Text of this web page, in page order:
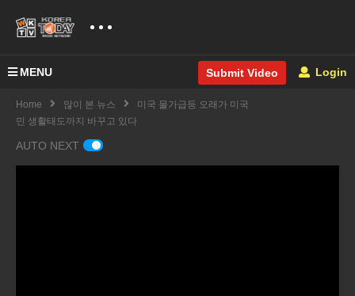
MENU Submit Video Login
Home 많이 본 뉴스
미국 물가급등 오래가 미국
민 생활태도까지 바꾸고 있다
AUTO NEXT